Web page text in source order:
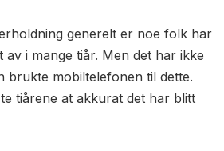
generelt er noe folk har
i mange tiår. Men det har ikke
brukte mobiltelefonen til dette.
tiårene at akkurat det har blitt